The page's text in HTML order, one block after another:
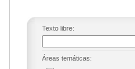
Texto libre:
Áreas temáticas: